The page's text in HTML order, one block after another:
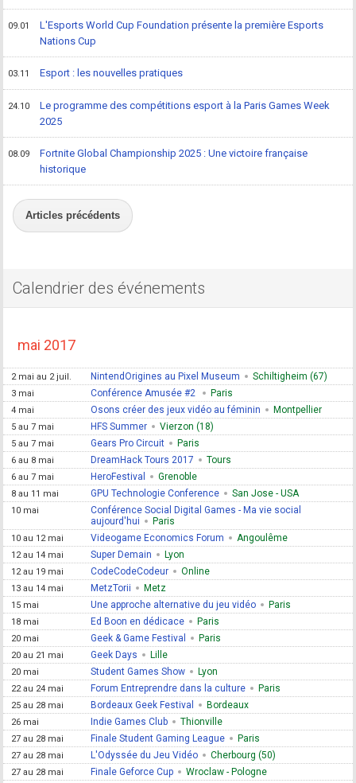
09.01
L'Esports World Cup Foundation présente la première Esports
Nations Cup
03.11 Esport : les nouvelles pratiques
24.10
Le programme des compétitions esport à la Paris Games Week
2025
08.09
Fortnite Global Championship 2025 : Une victoire française
historique
Articles précédents
Calendrier des événements
mai 2017
2 mai au 2 juil. NintendOrigines au Pixel Museum Schiltigheim (67)
3 mai Conférence Amusée #2 Paris
4 mai Osons créer des jeux vidéo au féminin Montpellier
5 au 7 mai HFS Summer Vierzon (18)
5 au 7 mai Gears Pro Circuit Paris
6 au 8 mai DreamHack Tours 2017 Tours
6 au 7 mai HeroFestival Grenoble
8 au 11 mai GPU Technologie Conference San Jose - USA
10 mai
Conférence Social Digital Games - Ma vie social
aujourd'hui
Paris
10 au 12 mai Videogame Economics Forum Angoulême
12 au 14 mai Super Demain Lyon
12 au 19 mai CodeCodeCodeur Online
13 au 14 mai MetzTorii Metz
15 mai Une approche alternative du jeu vidéo Paris
18 mai Ed Boon en dédicace Paris
20 mai Geek & Game Festival Paris
20 au 21 mai Geek Days Lille
20 mai Student Games Show Lyon
22 au 24 mai Forum Entreprendre dans la culture Paris
25 au 28 mai Bordeaux Geek Festival Bordeaux
26 mai Indie Games Club Thionville
27 au 28 mai Finale Student Gaming League Paris
27 au 28 mai L'Odyssée du Jeu Vidéo Cherbourg (50)
27 au 28 mai Finale Geforce Cup
Wroclaw - Pologne